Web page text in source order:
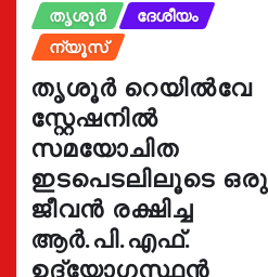
തൃശൂർ
ദേശീയം
ന്യൂസ്
തൃശൂർ റെയിൽവേ
സ്റ്റേഷനിൽ
സമയോചിത
ഇടപെടലിലൂടെ ഒരു
ജീവൻ രക്ഷിച്ച
ആർ.പി.എഫ്.
ഉദ്യോഗസ്ഥൻ